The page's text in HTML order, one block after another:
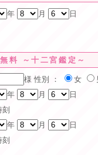
年 月 日
料 ～十二宮鑑定～
様 性別 ： 女
年 月
日
刻
年 月
日
刻